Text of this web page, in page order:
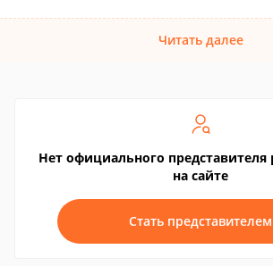
Читать далее
Нет официального представителя
на сайте
Стать представителем